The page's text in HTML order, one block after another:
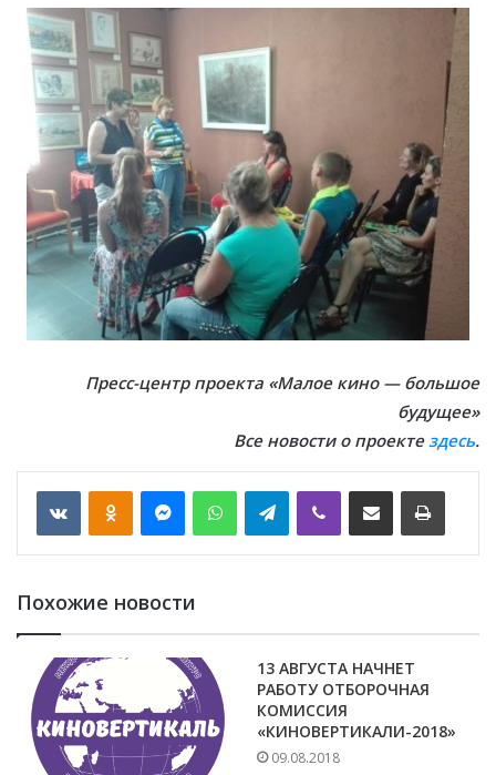
Пресс-центр проекта «Малое кино — большое
будущее»
Все новости о проектездесь.
VKontakte WhatsApp Telegram
Похожие новости
13 АВГУСТА НАЧНЕТ
РАБОТУ ОТБОРОЧНАЯ
КОМИССИЯ
«КИНОВЕРТИКАЛИ-2018»
09.08.2018